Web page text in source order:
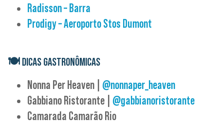
Radisson – Barra
Prodigy – Aeroporto Stos Dumont
🍽DICAS GASTRONÔMICAS
Nonna Per Heaven | @nonnaper_heaven
Gabbiano Ristorante | @gabbianoristorante
Camarada Camarão Rio